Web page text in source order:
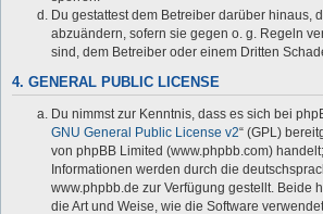
Du gestattest dem Betreiber darüber hinaus,
abzuändern, sofern sie gegen o. g. Regeln
sind, dem Betreiber oder einem Dritten
4. GENERAL PUBLIC LICENSE
Du nimmst zur Kenntnis, dass es sich bei
GNU General Public License v2“ (GPL)
von phpBB Limited (www.phpbb.com)
Informationen werden durch die
www.phpbb.de zur Verfügung gestellt. Beide
die Art und Weise, wie die Software